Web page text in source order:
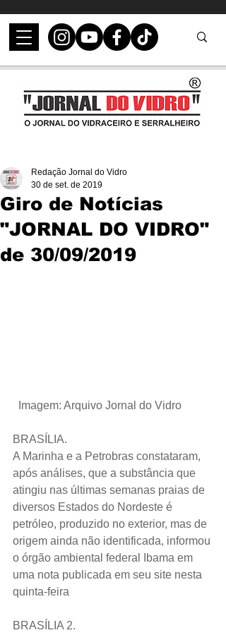
Giro de Notícias
"JORNAL DO VIDRO"
de 30/09/2019
Redação Jornal do Vidro
30 de set. de 2019
Imagem: Arquivo Jornal do Vidro
BRASÍLIA.
A Marinha e a Petrobras constataram,
após análises, que a substância que
atingiu nas últimas semanas praias de
diversos Estados do Nordeste é
petróleo, produzido no exterior, mas de
origem ainda não identificada, informou
o órgão ambiental federal Ibama em
uma nota publicada em seu site nesta
quinta-feira
BRASÍLIA 2.